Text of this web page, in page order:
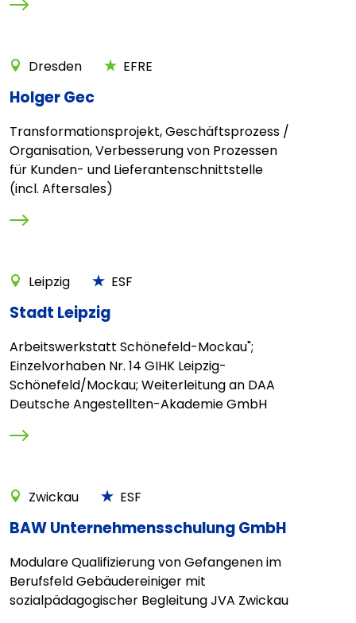
Dresden EFRE
Holger Gec
Transformationsprojekt, Geschäftsprozess /
Organisation, Verbesserung von Prozessen
für Kunden- und Lieferantenschnittstelle
(incl. Aftersales)
Leipzig ESF
Stadt Leipzig
Arbeitswerkstatt Schönefeld-Mockau";
Einzelvorhaben Nr. 14 GIHK Leipzig-
Schönefeld/Mockau; Weiterleitung an DAA
Deutsche Angestellten-Akademie GmbH
Zwickau ESF
BAW Unternehmensschulung GmbH
Modulare Qualifizierung von Gefangenen im
Berufsfeld Gebäudereiniger mit
sozialpädagogischer Begleitung JVA Zwickau